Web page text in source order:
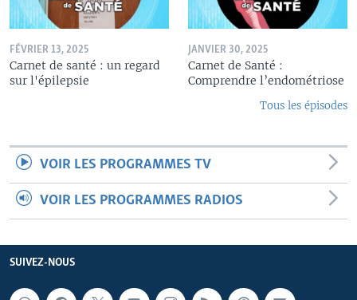
FÉVRIER 13, 2025
Carnet de santé : un regard
sur l'épilepsie
JANVIER 30, 2025
Carnet de Santé :
Comprendre l’endométriose
Tous les épisodes
VOIR LES PROGRAMMES TV
VOIR LES PROGRAMMES RADIOS
SUIVEZ-NOUS